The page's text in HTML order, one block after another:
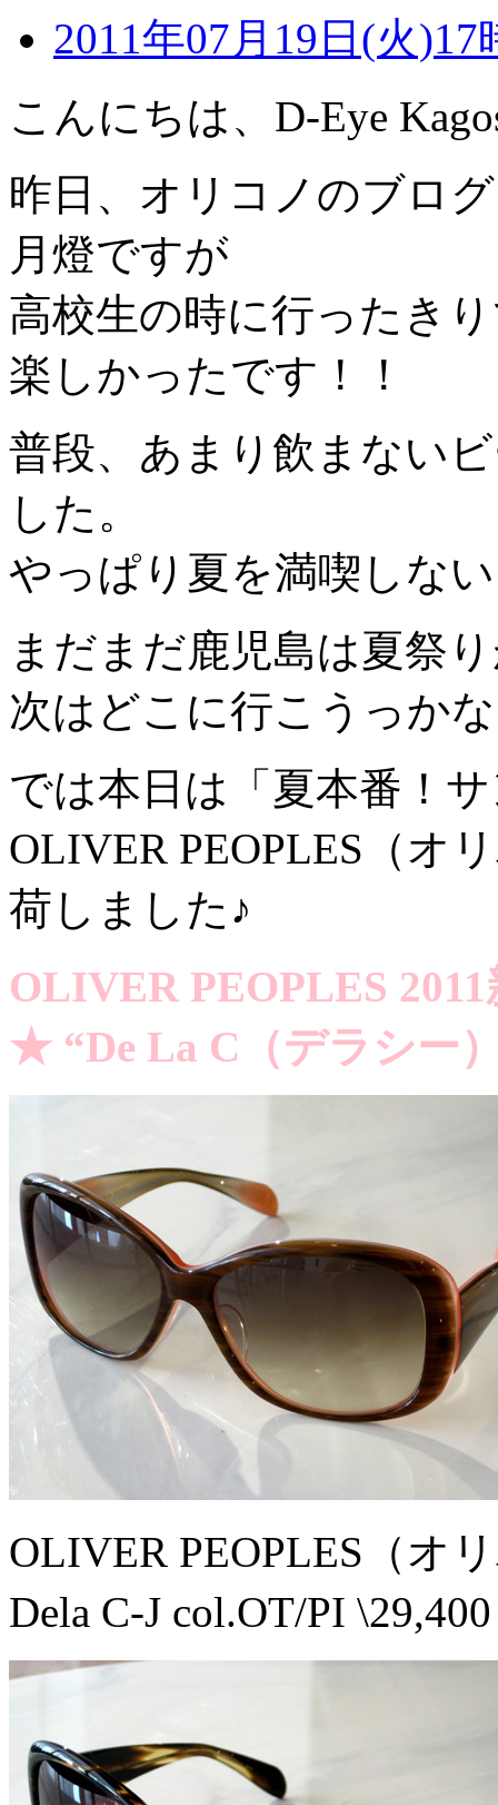
2011年07月19日(火)17
こんにちは、D-Eye
昨日、オリコノのブロ
月燈ですが
高校生の時に行ったき
楽しかったです！！
普段、あまり飲まない
した。
やっぱり夏を満喫しな
まだまだ鹿児島は夏祭
次はどこに行こうっか
では本日は「夏本番！
OLIVER PEOPLES（オ
荷しました♪
OLIVER PEOPLES
★ “De La C（デラシー
OLIVER PEOPLES（オ
Dela C-J col.OT/PI